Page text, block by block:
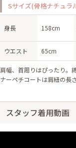
Sサイズ(骨格ナチュラ
身長 158cm
ウエスト 65cm
肩幅、首周りはぴったり。
ナーペチコートは肩紐の長
スタッフ着用動画